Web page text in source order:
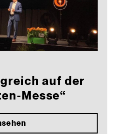
auf der
Messe“